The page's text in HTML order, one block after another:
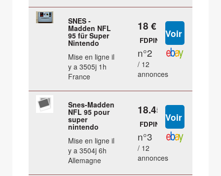
SNES -
Madden NFL
95 für Super
Nintendo
Mise en ligne il
y a 3505j 1h
France
18 €
FDPIN
n°2
/ 12
annonces
Snes-Madden
NFL 95 pour
super
nintendo
Mise en ligne il
y a 3504j 6h
Allemagne
18.45 €
FDPIN
n°3
/ 12
annonces